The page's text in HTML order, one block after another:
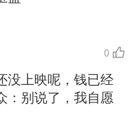
0
没上映呢，钱已经
：别说了，我自愿